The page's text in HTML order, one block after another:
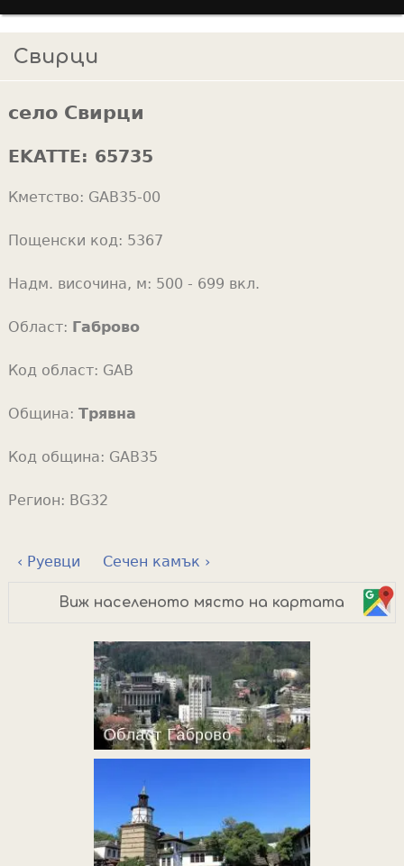
r
c
h
f
r
m
и
o
u
r
e
e
Свирци
село Свирци
EKATTE: 65735
Кметство: GAB35-00
Пощенски код: 5367
Надм. височина, м: 500 - 699 вкл.
Област: Габрово
Код област: GAB
Община: Трявна
Код община: GAB35
Регион: BG32
‹ Руевци Сечен камък ›
Виж населеното място на картата